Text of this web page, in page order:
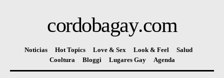
cordobagay.com
Noticias Hot Topics Love & Sex Look & Feel
Salud
Cooltura
Bloggi Lugares Gay Agenda